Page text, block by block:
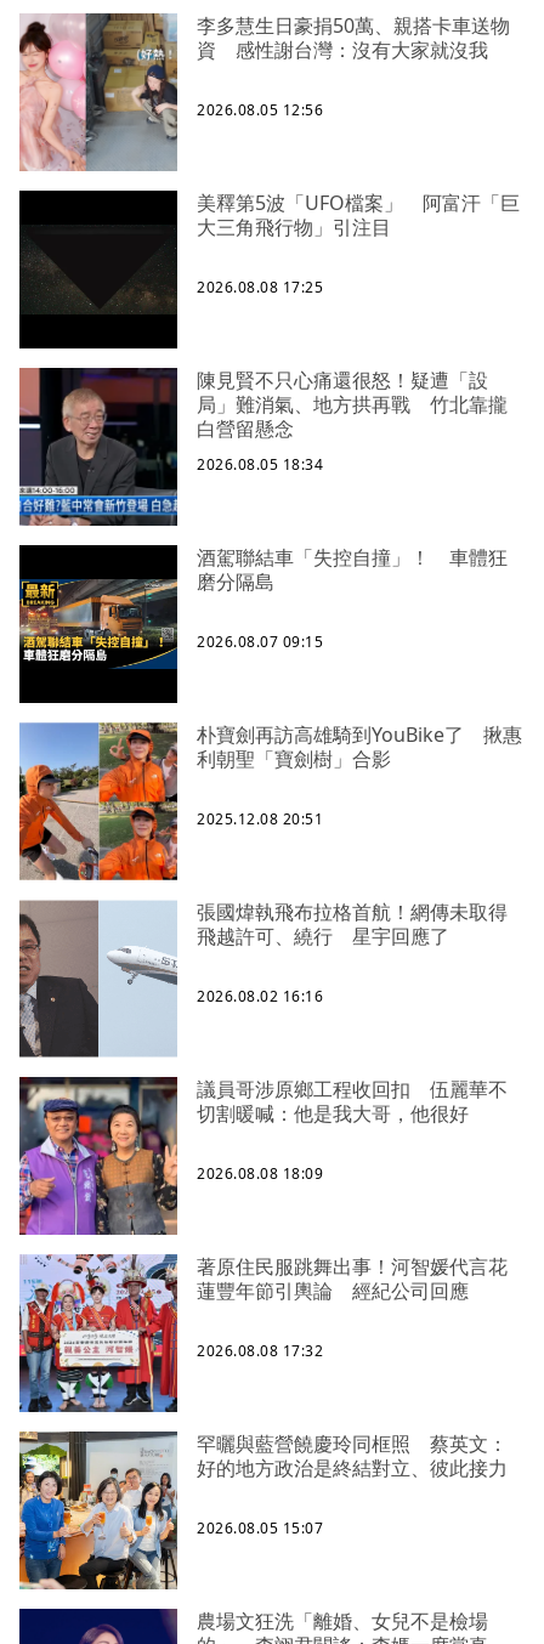
李多慧生日豪捐50萬、親搭卡車送物
資 感性謝台灣：沒有大家就沒我
2026.08.05 12:56
美釋第5波「UFO檔案」 阿富汗「巨
大三角飛行物」引注目
2026.08.08 17:25
陳見賢不只心痛還很怒！疑遭「設
局」難消氣、地方拱再戰 竹北靠攏
白營留懸念
2026.08.05 18:34
酒駕聯結車「失控自撞」！ 車體狂
磨分隔島
2026.08.07 09:15
朴寶劍再訪高雄騎到YouBike了 揪惠
利朝聖「寶劍樹」合影
2025.12.08 20:51
張國煒執飛布拉格首航！網傳未取得
飛越許可、繞行 星宇回應了
2026.08.02 16:16
議員哥涉原鄉工程收回扣 伍麗華不
切割暖喊：他是我大哥，他很好
2026.08.08 18:09
著原住民服跳舞出事！河智媛代言花
蓮豐年節引輿論 經紀公司回應
2026.08.08 17:32
罕曬與藍營饒慶玲同框照 蔡英文：
好的地方政治是終結對立、彼此接力
2026.08.05 15:07
農場文狂洗「離婚、女兒不是檢場